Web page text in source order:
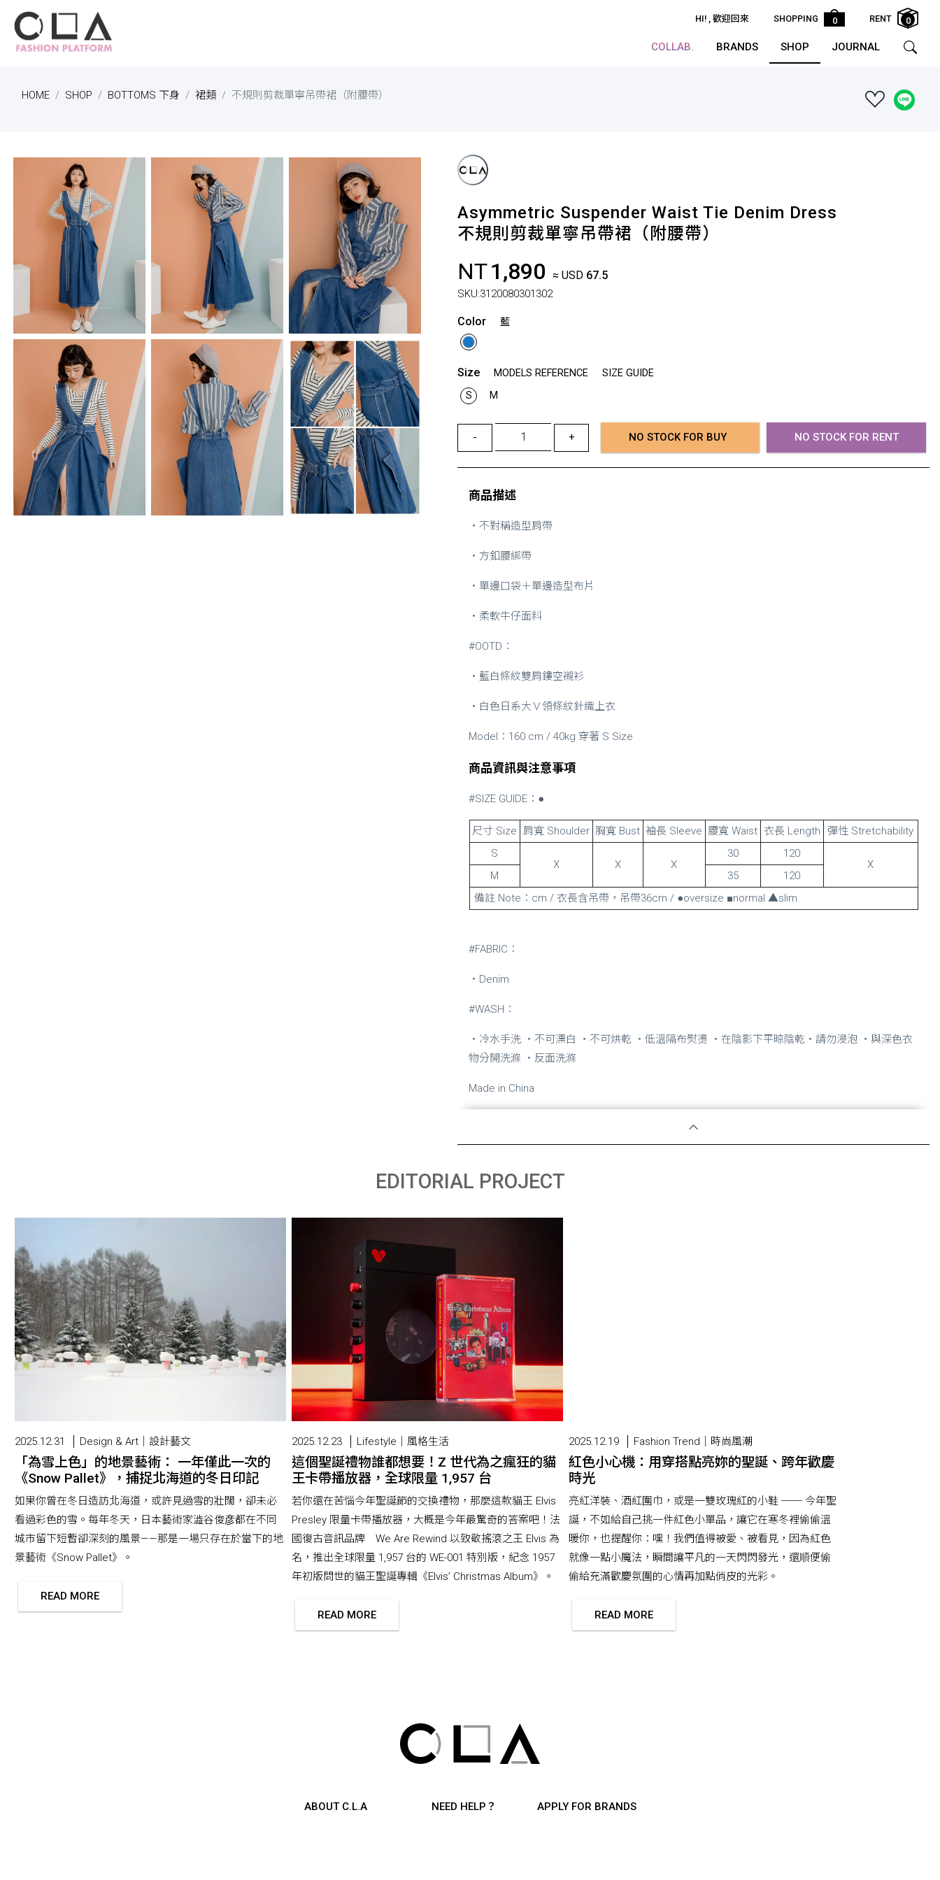
HI! , 歡迎回來 SHOPPING 0 RENT 0
COLLAB. BRANDS SHOP JOURNAL
HOME SHOP BOTTOMS 下身 裙類 不規則剪裁單寧吊帶裙（附腰帶）
Asymmetric Suspender Waist Tie Denim Dress
不規則剪裁單寧吊帶裙（附腰帶）
NT1,890 ≈ USD 67.5
SKU:3120080301302
Color 藍
Size MODELS REFERENCE
SIZE GUIDE
S
M
- + NO STOCK FOR BUY NO STOCK FOR RENT
商品描述
・不對稱造型肩帶
・方釦腰綁帶
・單邊口袋＋單邊造型布片
・柔軟牛仔面料
#OOTD：
・藍白條紋雙肩鏤空襯衫
・白色日系大Ｖ領條紋針織上衣
Model：160 cm / 40kg 穿著 S Size
商品資訊與注意事項
#SIZE GUIDE：●
尺寸 Size 肩寬 Shoulder 胸寬 Bust 袖長 Sleeve 腰寬 Waist 衣長 Length
彈性 Stretchability
S
X
X X
30
120
X
M
35
120
備註 Note：cm / 衣長含吊帶，吊帶36cm / ●oversize ■normal ▲slim
#FABRIC：
・Denim
#WASH：
・冷水手洗 ・不可漂白 ・不可烘乾 ・低溫隔布熨燙 ・在陰影下平晾陰乾・請勿浸泡 ・與深色衣
物分開洗滌 ・反面洗滌
Made in China
EDITORIAL PROJECT
2025.12.31 Design & Art｜設計藝文
「為雪上色」的地景藝術： 一年僅此一次的
《Snow Pallet》，捕捉北海道的冬日印記
如果你曾在冬日造訪北海道，或許見過雪的壯闊，卻未必
看過彩色的雪。每年冬天，日本藝術家澁谷俊彦都在不同
城市留下短暫卻深刻的風景——那是一場只存在於當下的地
景藝術《Snow Pallet》。
READ MORE
2025.12.23 Lifestyle｜風格生活
這個聖誕禮物誰都想要！Z 世代為之瘋狂的貓
王卡帶播放器，全球限量 1,957 台
若你還在苦惱今年聖誕節的交換禮物，那麼這款貓王 Elvis
Presley 限量卡帶播放器，大概是今年最驚奇的答案吧！法
國復古音訊品牌 We Are Rewind 以致敬搖滾之王 Elvis 為
名，推出全球限量 1,957 台的 WE-001 特別版，紀念 1957
年初版問世的貓王聖誕專輯《Elvis’ Christmas Album》。
READ MORE
2025.12.19 Fashion Trend｜時尚風潮
紅色小心機：用穿搭點亮妳的聖誕、跨年歡慶
時光
亮紅洋裝、酒紅圍巾，或是一雙玫瑰紅的小鞋 ── 今年聖
誕，不如給自己挑一件紅色小單品，讓它在寒冬裡偷偷溫
暖你，也提醒你：嘿！我們值得被愛、被看見，因為紅色
就像一點小魔法，瞬間讓平凡的一天閃閃發光，還順便偷
偷給充滿歡慶氛圍的心情再加點俏皮的光彩。
READ MORE
ABOUT C.L.A
NEED HELP？
APPLY FOR BRANDS